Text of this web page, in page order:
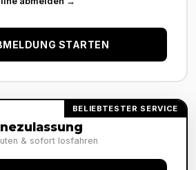
STARTEN
BELIEBTESTER SERVICE
& sofort losfahren